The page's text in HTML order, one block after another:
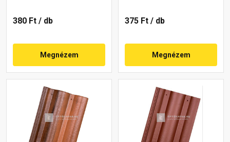
380 Ft / db
Megnézem
375 Ft / db
Megnézem